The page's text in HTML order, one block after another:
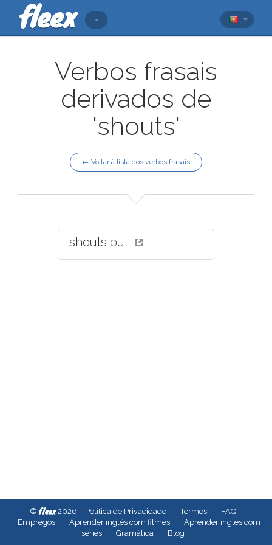
Verbos frasais
derivados de
'shouts'
← Voltar à lista dos verbos frasais
shouts out
© fleex2026 Política de Privacidade Termos
FAQ
Empregos
Aprender inglês com filmes
Aprender inglês com
séries
Gramática Blog